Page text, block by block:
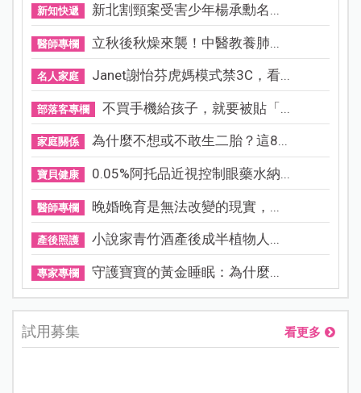
新知快遞 新北割頸案受害少年楊承勳名...
醫師專欄 立秋後秋燥來襲！中醫教養肺...
名人家庭 Janet謝怡芬虎媽模式禁3C，看...
部落客專欄 不買手機給孩子，就要被貼「...
家庭關係 為什麼不想或不敢生二胎？這8...
寶貝健康 0.05%阿托品近視控制眼藥水納...
醫師專欄 晚婚晚育是無法改變的現實，...
產後照護 小說家青竹酒產後成半植物人...
專家專欄 守護寶寶的黃金睡眠：為什麼...
試用募集 看更多